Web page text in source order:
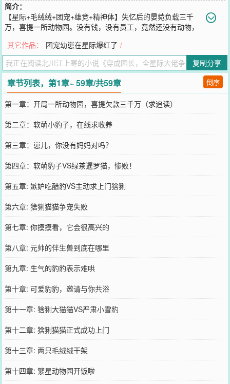
简介：
【星际+毛绒绒+团宠+雄竞+精神体】失忆后的晏菀负载三千
万，喜提一所动物园。没有钱，没有员工，竟然还没有动物，
叼着尾巴的可爱雪豹，努力鼓掌的幼圆海豹，喜欢唱歌的小熊猫，每
天找人打架的虎子哥……这些可爱毛茸茸通通收入囊中。莫名其妙就
被自家崽子们带飞的晏菀表示，这份工作并不好干，既当院长又兼饲
养员的她还要争当毛茸茸的调解员。一个没注意的功夫，两只毛茸茸
厮打在一块。失踪归来的元帅：“滚粗，菀菀是我老婆。”桀骜不逊的
联邦上将：“我看这可不一定，有本事打一架。”轰动全球的天王抱着
被薅秃的白狐狸路过，“你们就是嫉妒人家手感好！”…………晏菀表
示我养的毛茸茸怎么一夜之间全变成了大佬，莫名其妙之间就被带飞
了。
您要是觉得《
穿成园长，全星际大佬争当毛茸茸
忘记向您QQ群和微博微信里的朋友推荐哦！
其它作品： 团宠幼崽在星际爆红了 /
复制分享
章节列表，第1章~ 59章/共59章 倒序
第一章：开局一所动物园，喜提欠款三千万（求追读）
第二章：软萌小豹子，在线求收养
第三章：崽儿，你没有妈妈对吗？
第四章：软萌豹子VS绿茶暹罗猫，惨败！
第五章: 嫉妒吃醋豹VS主动求上门猞猁
第六章: 猞猁猫猫争宠失败
第七章: 你摸摸看，它会很高兴的
第八章: 元帅的伴生兽到底在哪里
第九章: 生气的豹豹表示难哄
第十章: 可爱豹豹，邀请与你共浴
第十一章: 猞猁大猫猫VS严肃小雪豹
第十二章: 猞猁猫猫正式成功上门
第十三章: 两只毛绒绒干架
第十四章: 繁星动物园开饭啦